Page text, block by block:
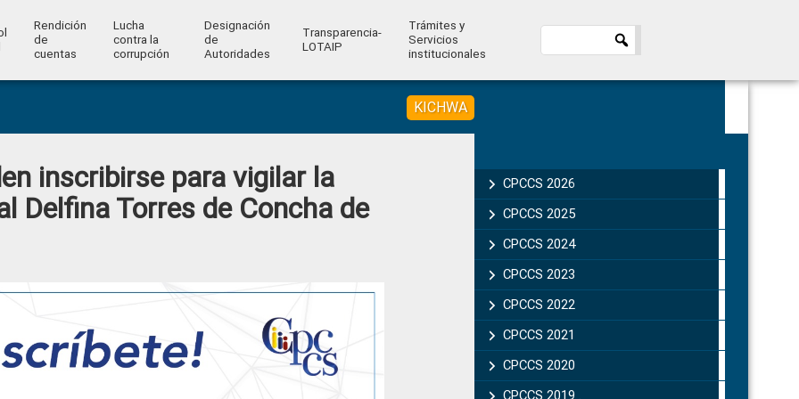
Rendición
de
cuentas
Lucha
contra la
corrupción
Designación
de
Autoridades
Transparencia-
LOTAIP
Trámites y
Servicios
institucionales
KICHWA
inscribirse para vigilar la
Delfina Torres de Concha de
Sidebar
CPCCS 2026
CPCCS 2025
CPCCS 2024
CPCCS 2023
CPCCS 2022
CPCCS 2021
CPCCS 2020
CPCCS 2019 .